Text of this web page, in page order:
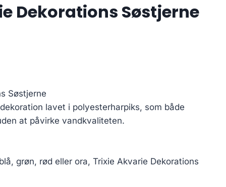
Dekorations Søstjerne
Søstjerne
lavet i polyesterharpiks, som både
at påvirke vandkvaliteten.
grøn, rød eller ora, Trixie Akvarie Dekorations